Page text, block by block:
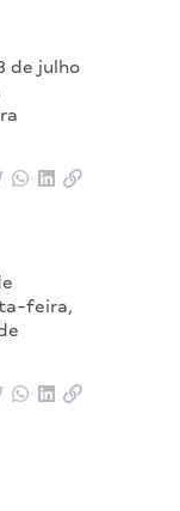
de julho
feira,